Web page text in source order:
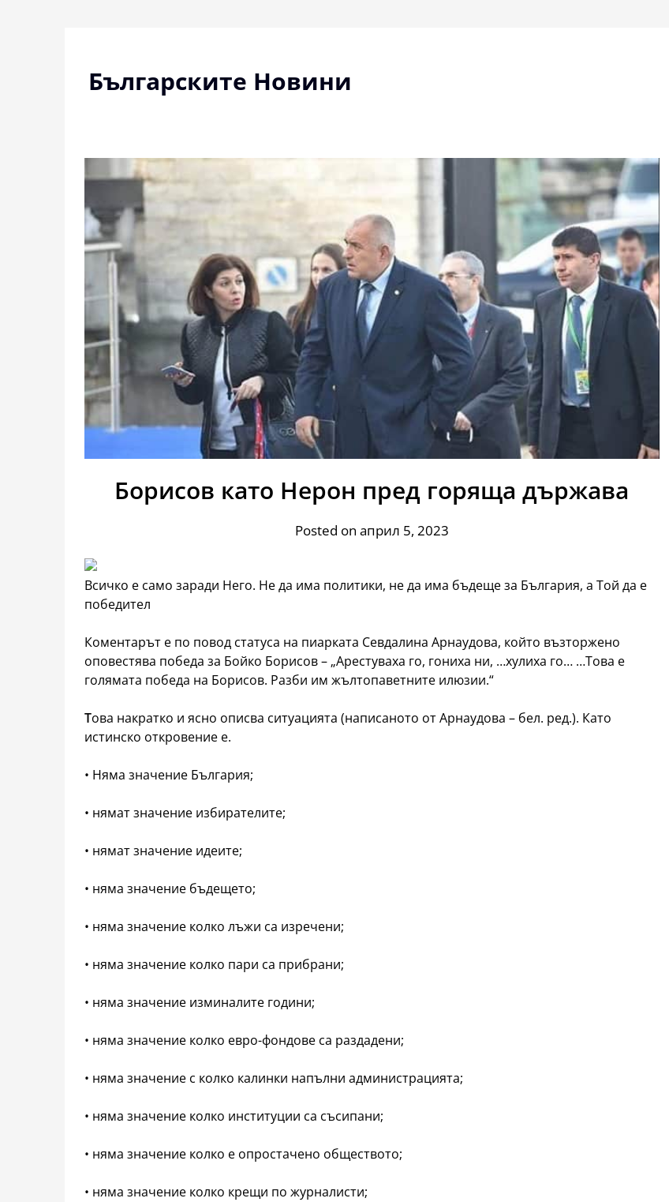
Българските Новини
Борисов като Нерон пред горяща държава
Posted on април 5, 2023
Всичко е само заради Него. Не да има политики, не да има бъдеще за България, а Той да е
победител
Коментарът е по повод статуса на пиарката Севдалина Арнаудова, който възторжено
оповестява победа за Бойко Борисов – „Арестуваха го, гониха ни, …хулиха го… …Това е
голямата победа на Борисов. Разби им жълтопаветните илюзии.“
Това накратко и ясно описва ситуацията (написаното от Арнаудова – бел. ред.). Като
истинско откровение е.
• Няма значение България;
• нямат значение избирателите;
• нямат значение идеите;
• няма значение бъдещето;
• няма значение колко лъжи са изречени;
• няма значение колко пари са прибрани;
• няма значение изминалите години;
• няма значение колко евро-фондове са раздадени;
• няма значение с колко калинки напълни администрацията;
• няма значение колко институции са съсипани;
• няма значение колко е опростачено обществото;
• няма значение колко крещи по журналисти;